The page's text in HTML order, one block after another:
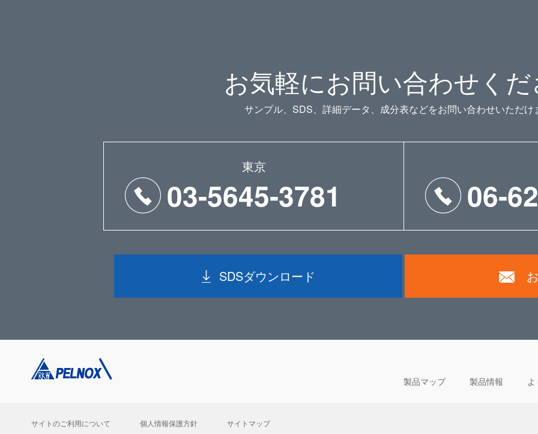
お気軽にお問い合わせく
サンプル、SDS、詳細データ、成分表などをお問い合わせいただけ
東京
03-5645-3781 06-
SDSダウンロード
製品マップ 製品情報
サイトのご利用について 個人情報保護方針 サイトマップ